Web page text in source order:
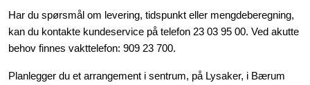
Har du spørsmål om levering, tidspunkt eller mengdeberegning,
kan du kontakte kundeservice på telefon 23 03 95 00. Ved akutte
behov finnes vakttelefon: 909 23 700.
Planlegger du et arrangement i sentrum, på Lysaker, i Bærum